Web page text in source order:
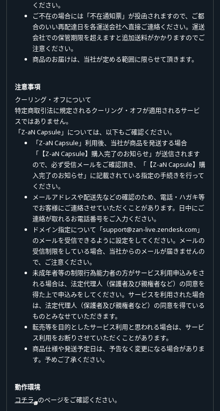
ください。
ご不在の場合には「不在通知票」が投函されますので、ご都
合のいい再配達日を各運送会社へ直接ご連絡ください。運送
会社での保管期限を超えますと追加送料がかかりますのでご
注意ください。
商品のお届けは、当社が定める範囲に限らせて頂きます。
注意事項
クーリング・オフについて
特定商取引法に規定されるクーリング・オフが適用されるサービ
スではありません。
「Z-aN Capsule」については、以下もご確認ください。
「Z-aN Capsule」利用後、当社が商品を発送する場合
「【Z-aN Capsule】購入完了のお知らせ」が送信されます
ので、必ず受信メールをご確認頂き、「【Z-aN Capsule】購
入完了のお知らせ」に記載されている指定の手続きを行って
ください。
メールアドレスや配送先などの確認のため、電話・ハガキ等
でお客様にご連絡させていただくことがあります。日中にご
連絡が取れるお電話番号をご入力ください。
ドメイン指定について「support@zan-live.zendesk.com」
のメールを受信できるように設定をしてください。メールの
受信制限をしている場合、当社からのメールが届きませんの
で、ご注意ください。
未成年者等の制限行為能力者の方がサービス利用申込みをさ
れる場合は、法定代理人（保護者及び親権者など）の同意を
得た上で申込みをしてください。サービスを利用された場合
は、法定代理人（保護者及び親権者など）の同意を得ている
ものとみなせていただきます。
転売等を目的としたサービス利用と思われる場合は、サービ
ス利用をお断りさせていただくことがあります。
商品仕様や発送予定日は、予告なく変更になる場合がありま
す。予めご了承ください。
動作環境
コチラ のページをご確認ください。